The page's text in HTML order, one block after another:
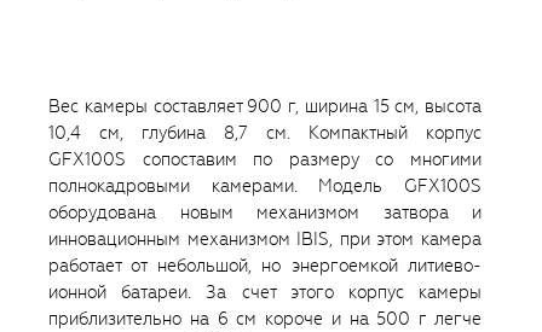
Вес камеры составляет 900 г, ширина 15 см, высота
10,4 см, глубина 8,7 см. Компактный корпус
GFX100S сопоставим по размеру со многими
полнокадровыми камерами. Модель GFX100S
оборудована новым механизмом затвора и
инновационным механизмом IBIS, при этом камера
работает от небольшой, но энергоемкой литиево-
ионной батареи. За счет этого корпус камеры
приблизительно на 6 см короче и на 500 г легче